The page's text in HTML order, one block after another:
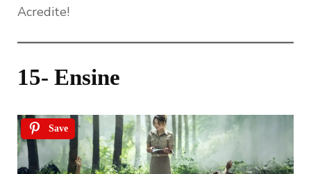
Acredite!
15- Ensine
Save